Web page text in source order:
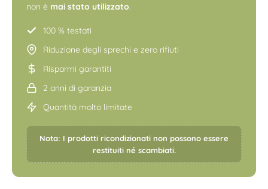
non è mai stato utilizzato.
100 % testati
Riduzione degli sprechi e zero rifiuti
Risparmi garantiti
2 anni di garanzia
Quantità molto limitate
Nota: I prodotti ricondizionati non possono essere
restituiti né scambiati.